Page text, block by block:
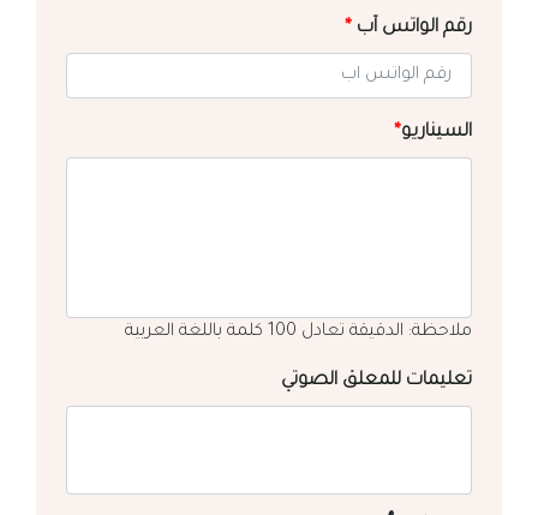
رقم الواتس آب *
السيناريو*
ملاحظة: الدقيقة تعادل 100 كلمة باللغة العربية
تعليمات للمعلق الصوتي